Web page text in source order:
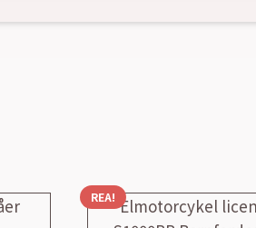
REA!